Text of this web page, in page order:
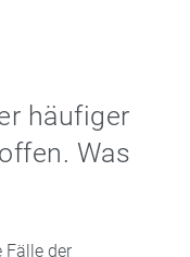
häufiger
Was
Fälle der